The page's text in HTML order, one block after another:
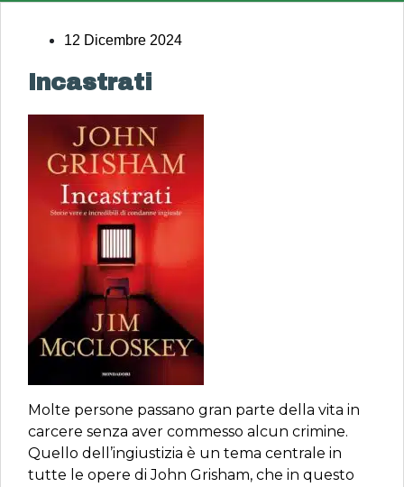
12 Dicembre 2024
Incastrati
Molte persone passano gran parte della vita in
carcere senza aver commesso alcun crimine.
Quello dell’ingiustizia è un tema centrale in
tutte le opere di John Grisham, che in questo